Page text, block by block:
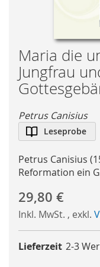
Skip
to
the
beginning
the
images
gallery
Maria die
Jungfrau
Petrus Canisius
Leseprobe
Petrus Canisius
Reformation ein
29,80 €
Inkl. MwSt. , exkl.
Lieferzeit 2-3